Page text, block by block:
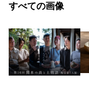
すべての画像